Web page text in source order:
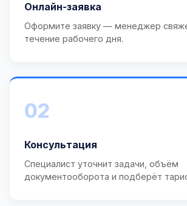
Онлайн-заявка
Оформите заявку — менеджер
течение рабочего дня.
02
Консультация
Специалист уточнит задачи, объём
документооборота и подберёт